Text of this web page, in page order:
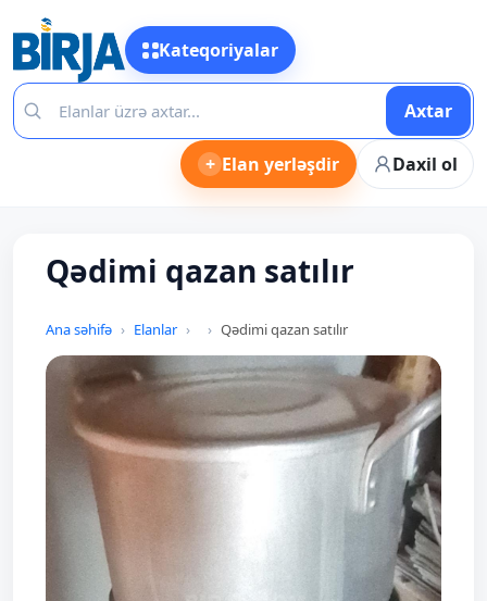
Kateqoriyalar
Axtar
+ Elan yerləşdir Daxil ol
Qədimi qazan satılır
Ana səhifə Elanlar Qədimi qazan satılır